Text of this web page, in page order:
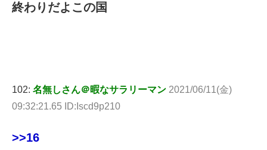
終わりだよこの国
102: 名無しさん＠暇なサラリーマン 2021/06/11(金)
09:32:21.65 ID:Iscd9p210
>>16